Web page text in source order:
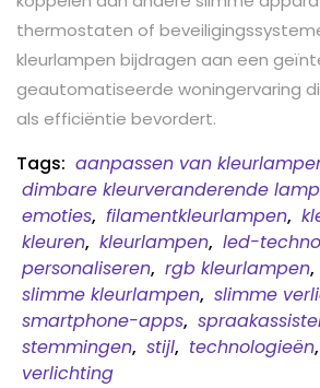
thermostaten of
kleurlampen bijdragen aan een
geautomatiseerde woningervaring
als efficiëntie bevordert.
Tags: aanpassen van
dimbare kleurveranderende
emoties, filamentkleurlampen,
kleuren, kleurlampen, led-
personaliseren, rgb kleurlampen,
slimme kleurlampen, slimme
smartphone-apps,
stemmingen, stijl, technologieën,
verlichting